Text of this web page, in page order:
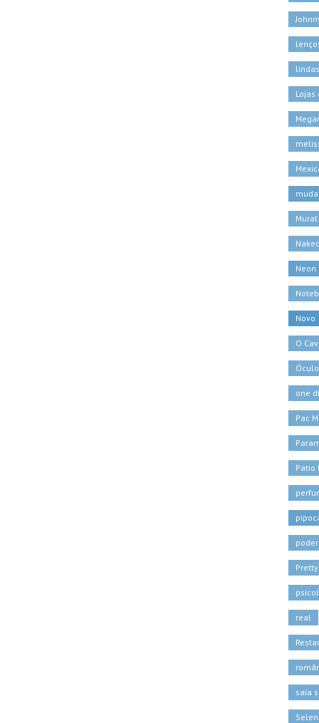
lindas
Lojas
Neon
Novo
O
one
Pac
Patio
real
saia